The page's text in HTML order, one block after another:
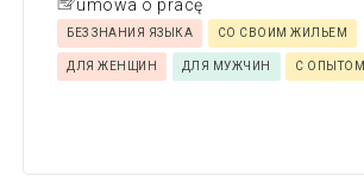
umowa o pracę
БЕЗ ЗНАНИЯ ЯЗЫКА СО СВОИМ ЖИЛЬЕМ
ДЛЯ ЖЕНЩИН ДЛЯ МУЖЧИН С ОПЫТОМ